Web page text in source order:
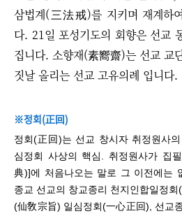
삼법계(三法戒)를 지키며 재계하
다. 21일 포성기도의 회향은 선교
집니다. 소향재(素嚮齋)는 선교 교
짓날 올리는 선교 고유의례 입니다.
※정회(正回)
정회(正回)는 선교 창시자 취정원사
심정회 사상의 핵심. 취정원사가 집
典)]에 처음나오는 말로 그 이전에는
종교 선교의 창교종리 천지인합일정
(仙敎宗旨) 일심정회(一心正回), 선교